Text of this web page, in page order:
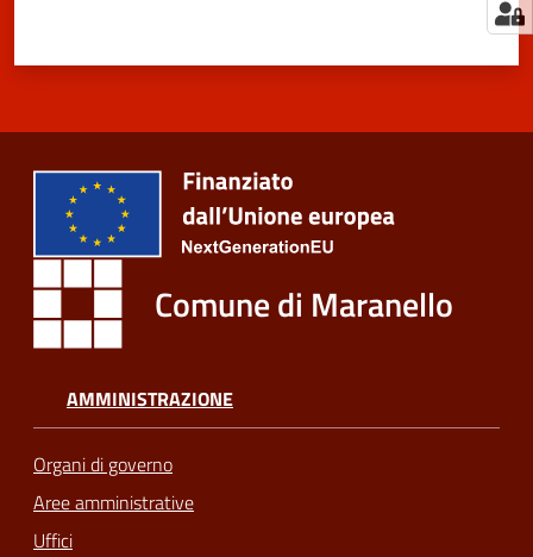
Comune di Maranello
AMMINISTRAZIONE
Organi di governo
Aree amministrative
Uffici